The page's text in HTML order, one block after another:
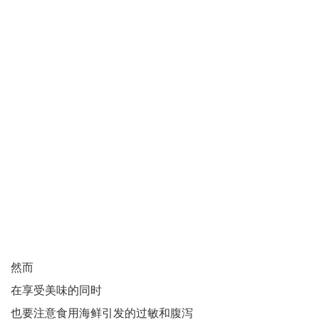
然而
在享受美味的同时
也要注意食用海鲜引发的过敏和腹泻